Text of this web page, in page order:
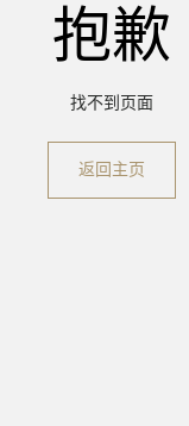
抱歉
找不到页面
返回主页